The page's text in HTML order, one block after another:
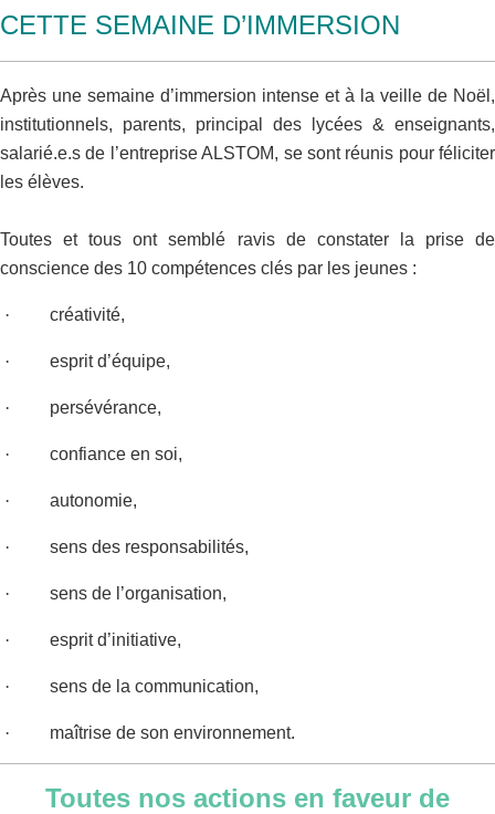
CETTE SEMAINE D’IMMERSION
Après une semaine d’immersion intense et à la veille de Noël,
institutionnels, parents, principal des lycées & enseignants,
salarié.e.s de l’entreprise ALSTOM, se sont réunis pour féliciter
les élèves.
Toutes et tous ont semblé ravis de constater la prise de
conscience des 10 compétences clés par les jeunes :
· créativité,
· esprit d’équipe,
· persévérance,
· confiance en soi,
· autonomie,
· sens des responsabilités,
· sens de l’organisation,
· esprit d’initiative,
· sens de la communication,
· maîtrise de son environnement.
Toutes nos actions en faveur de